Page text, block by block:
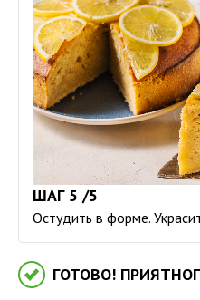
ШАГ 5 /5
Остудить в форме.
ГОТОВО!